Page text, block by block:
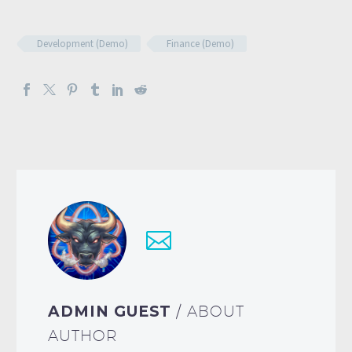
Development (Demo) Finance (Demo)
ADMIN GUEST/ ABOUT
AUTHOR